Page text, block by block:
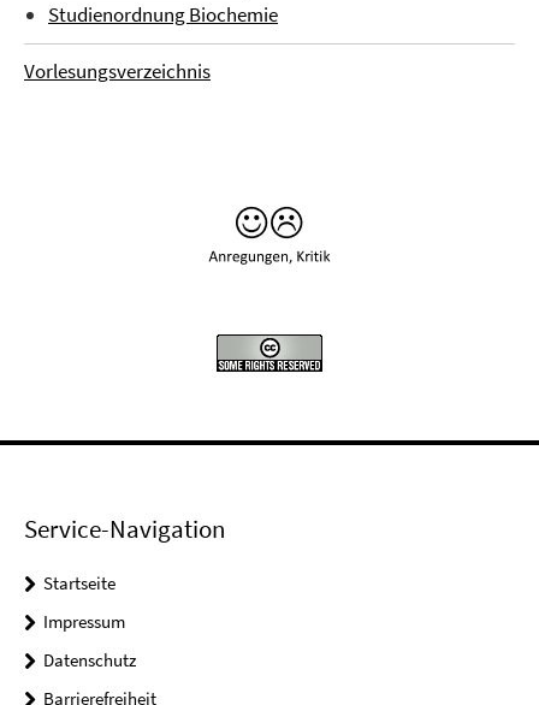
Studienordnung Biochemie
Vorlesungsverzeichnis
Service-Navigation
Startseite
Impressum
Datenschutz
Barrierefreiheit